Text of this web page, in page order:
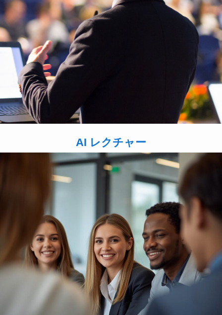
AI レクチャー